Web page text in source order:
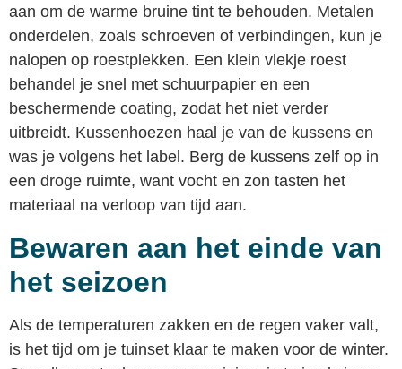
aan om de warme bruine tint te behouden. Metalen
onderdelen, zoals schroeven of verbindingen, kun je
nalopen op roestplekken. Een klein vlekje roest
behandel je snel met schuurpapier en een
beschermende coating, zodat het niet verder
uitbreidt. Kussenhoezen haal je van de kussens en
was je volgens het label. Berg de kussens zelf op in
een droge ruimte, want vocht en zon tasten het
materiaal na verloop van tijd aan.
Bewaren aan het einde van
het seizoen
Als de temperaturen zakken en de regen vaker valt,
is het tijd om je tuinset klaar te maken voor de winter.